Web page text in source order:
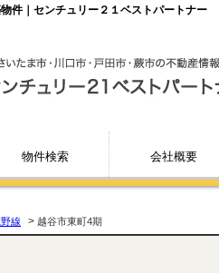
件｜センチュリー２１ベストパートナー
物件検索 会社概要
野線 > 越谷市東町4期